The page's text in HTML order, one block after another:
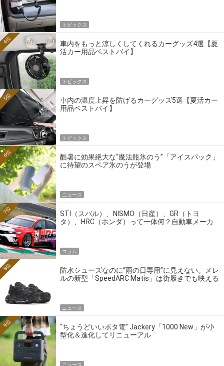
トピックス
車内をもっと涼しくしてくれるカーグッズ4選【夏
活カー用品ベストバイ】
4位
トピックス
車内の温度上昇を防げるカーグッズ5選【夏活カー
用品ベストバイ】
5位
トピックス
酷暑に効果絶大な“魔法瓶氷のう”「アイスパック」
に待望のスペア氷のうが登場
6位
ニュース
STI（スバル）、NISMO（日産）、GR（トヨ
タ）、HRC（ホンダ）って一体何？自動車メーカ
7位
コラム
防水シューズなのに“雨の日専用”に見えない。メレ
ルの新型「SpeedARC Matis」は街履きでも映える
8位
ニュース
“ちょうどいいポタ電” Jackery「1000 New」が小
型化＆進化してリニューアル
9位
ニュース